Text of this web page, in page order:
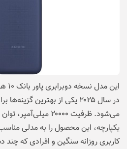
در سال ۲۰۲۵ یکی از بهترین
یکپارچه، این محصول را به مدلی
کاربری روزانه سنگین و افرادی که چند